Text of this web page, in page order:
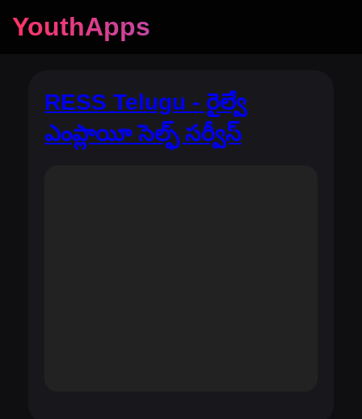
YouthApps
RESS Telugu - రైల్వే
ఎంప్లాయీ సెల్ఫ్ సర్వీస్